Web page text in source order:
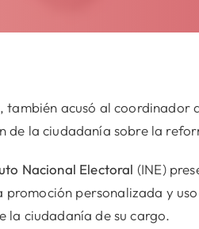
acusó al coordinador
de la ciudadanía sobre la
Nacional Electoral (INE)
promoción personalizada y
la ciudadanía de su cargo.